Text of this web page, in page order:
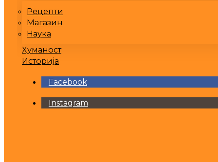
Рецепти
Магазин
Наука
Хуманост
Историја
Facebook
Instagram